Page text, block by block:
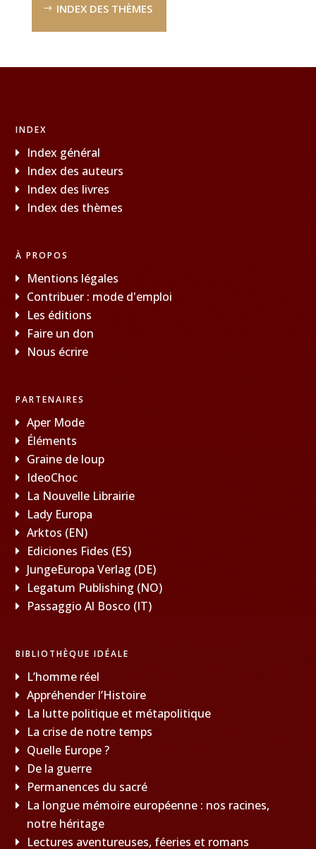
INDEX DES THÈMES
INDEX
Index général
Index des auteurs
Index des livres
Index des thèmes
À PROPOS
Mentions légales
Contribuer : mode d'emploi
Les éditions
Faire un don
Nous écrire
PARTENAIRES
Aper Mode
Éléments
Graine de loup
IdeoChoc
La Nouvelle Librairie
Lady Europa
Arktos (EN)
Ediciones Fides (ES)
JungeEuropa Verlag (DE)
Legatum Publishing (NO)
Passaggio Al Bosco (IT)
BIBLIOTHÈQUE IDÉALE
L’homme réel
Appréhender l’Histoire
La lutte politique et métapolitique
La crise de notre temps
Quelle Europe ?
De la guerre
Permanences du sacré
La longue mémoire européenne : nos racines,
notre héritage
Lectures aventureuses, féeries et romans